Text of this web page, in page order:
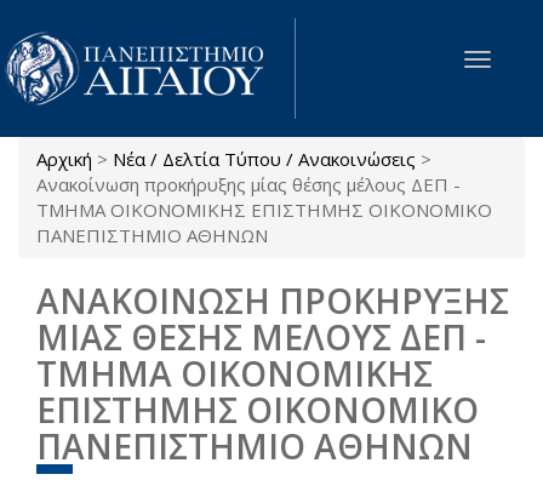
Παράκαμψη προς το κυρίως περιεχόμενο
Toggle
Είστε εδώ
Αρχική > Νέα / Δελτία Τύπου / Ανακοινώσεις >
Ανακοίνωση προκήρυξης μίας θέσης μέλους ΔΕΠ -
ΤΜΗΜΑ ΟΙΚΟΝΟΜΙΚΗΣ ΕΠΙΣΤΗΜΗΣ ΟΙΚΟΝΟΜΙΚΟ
ΠΑΝΕΠΙΣΤΗΜΙΟ ΑΘΗΝΩΝ
ΑΝΑΚΟΙΝΩΣΗ ΠΡΟΚΗΡΥΞΗΣ
ΜΙΑΣ ΘΕΣΗΣ ΜΕΛΟΥΣ ΔΕΠ -
ΤΜΗΜΑ ΟΙΚΟΝΟΜΙΚΗΣ
ΕΠΙΣΤΗΜΗΣ ΟΙΚΟΝΟΜΙΚΟ
ΠΑΝΕΠΙΣΤΗΜΙΟ ΑΘΗΝΩΝ